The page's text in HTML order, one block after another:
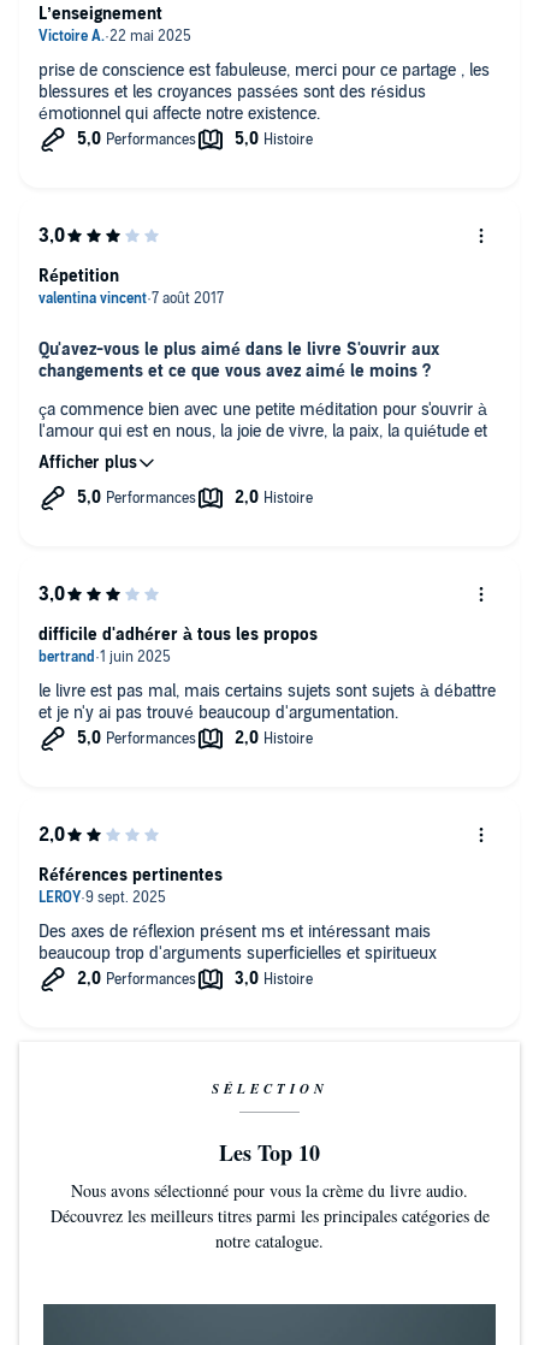
prise de conscience est fabuleuse, merci pour ce partage , les
blessures et les croyances passées sont des résidus
émotionnel qui affecte notre existence.
L’enseignement
Qu'avez-vous le plus aimé dans le livre S'ouvrir aux
changements et ce que vous avez aimé le moins ?
ça commence bien avec une petite méditation pour s'ouvrir à
l'amour qui est en nous, la joie de vivre, la paix, la quiétude et
notre sagesse absolut; par la suite, le reste de l'ouvrage c'est la
répétition de ses ouvrages
Souhaiteriez-vous encore écouter un livre de Louise L. Hay
Panneton ?
agréable à écouter
Si ce livre audio devenait un film, souhaiteriez-vous aller
le voir ?
Répetition
le livre est pas mal, mais certains sujets sont sujets à débattre
et je n'y ai pas trouvé beaucoup d'argumentation.
difficile d'adhérer à tous les propos
Des axes de réflexion présent ms et intéressant mais
beaucoup trop d'arguments superficielles et spiritueux
Références pertinentes
SÉLECTION
Les Top 10
Nous avons sélectionné pour vous la crème du livre audio.
Découvrez les meilleurs titres parmi les principales catégories de
notre catalogue.